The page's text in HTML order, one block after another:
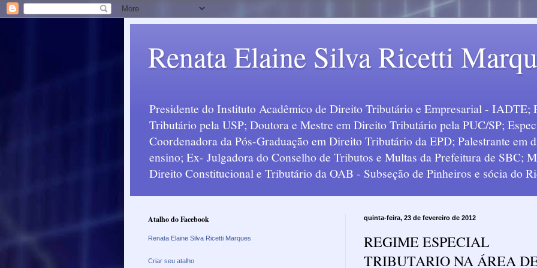
Renata Elaine Silva Ricetti
Presidente do Instituto Acadêmico de Direito Tributário e Empresarial - IADTE;
Tributário pela USP; Doutora e Mestre em Direito Tributário pela PUC/SP;
Coordenadora da Pós-Graduação em Direito Tributário da EPD; Palestrante em
ensino; Ex- Julgadora do Conselho de Tributos e Multas da Prefeitura de SBC;
Direito Constitucional e Tributário da OAB - Subseção de Pinheiros e sócia do
quinta-feira, 23 de fevereiro de 2012
REGIME ESPECIAL
TRIBUTARIO NA ÁREA
Atalho do Facebook
Renata Elaine Silva Ricetti Marques
Criar seu atalho